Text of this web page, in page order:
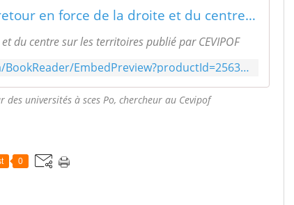
Prévisualisation de Le retour en force de la droite et du centre sur les territoires
du centre sur les territoires publié par CEVIPOF
http://www.youscribe.com/BookReader/EmbedPreview?productId=2563707&width=auto&height=auto&isFlexible=True&startPage=1&displayMode=scroll&documentId=2651027
des universités à sces Po, chercheur au Cevipof
0